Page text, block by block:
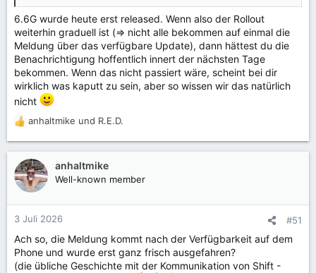
6.6G wurde heute erst released. Wenn also der Rollout
weiterhin graduell ist (=> nicht alle bekommen auf einmal die
Meldung über das verfügbare Update), dann hättest du die
Benachrichtigung hoffentlich innert der nächsten Tage
bekommen. Wenn das nicht passiert wäre, scheint bei dir
wirklich was kaputt zu sein, aber so wissen wir das natürlich
nicht
R
e
a
k
t
o
n
n
:
anhaltmike und R.E.D.
anhaltmike
Well-known member
3 Juli 2026 #51
Ach so, die Meldung kommt nach der Verfügbarkeit auf dem
Phone und wurde erst ganz frisch ausgefahren?
(die übliche Geschichte mit der Kommunikation von Shift -